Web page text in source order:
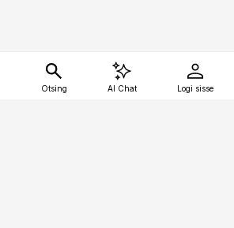
Otsing AI Chat Logi sisse